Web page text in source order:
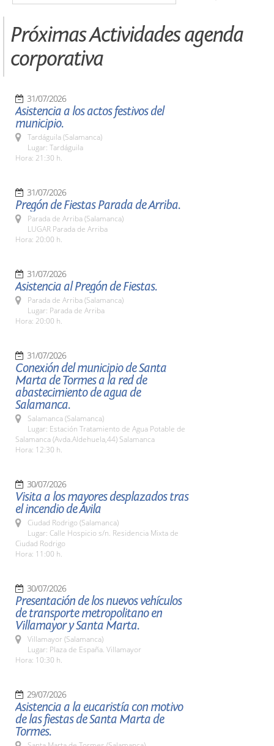
Próximas Actividades agenda
corporativa
31/07/2026
Asistencia a los actos festivos del
municipio.
Tardáguila (Salamanca)
Lugar: Tardáguila
Hora: 21:30 h.
31/07/2026
Pregón de Fiestas Parada de Arriba.
Parada de Arriba (Salamanca)
LUGAR Parada de Arriba
Hora: 20:00 h.
31/07/2026
Asistencia al Pregón de Fiestas.
Parada de Arriba (Salamanca)
Lugar: Parada de Arriba
Hora: 20:00 h.
31/07/2026
Conexión del municipio de Santa
Marta de Tormes a la red de
abastecimiento de agua de
Salamanca.
Salamanca (Salamanca)
Lugar: Estación Tratamiento de Agua Potable de
Salamanca (Avda.Aldehuela,44) Salamanca
Hora: 12:30 h.
30/07/2026
Visita a los mayores desplazados tras
el incendio de Ávila
Ciudad Rodrigo (Salamanca)
Lugar: Calle Hospicio s/n. Residencia Mixta de
Ciudad Rodrigo
Hora: 11:00 h.
30/07/2026
Presentación de los nuevos vehículos
de transporte metropolitano en
Villamayor y Santa Marta.
Villamayor (Salamanca)
Lugar: Plaza de España. Villamayor
Hora: 10:30 h.
29/07/2026
Asistencia a la eucaristía con motivo
de las fiestas de Santa Marta de
Tormes.